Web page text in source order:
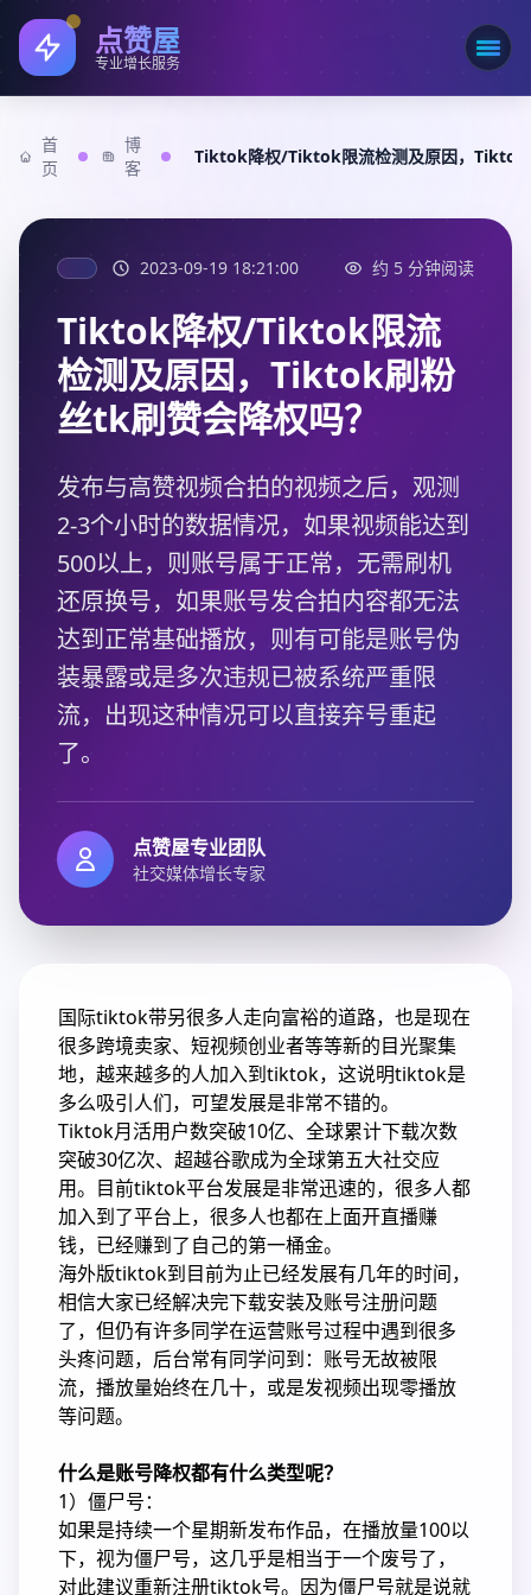
点赞屋
专业增长服务 打开
首
页
博
客
Tiktok降权/Tiktok限流检测及原因，Tiktok
2023-09-19 18:21:00 约 5 分钟阅读
Tiktok降权/Tiktok限流
检测及原因，Tiktok刷粉
丝tk刷赞会降权吗？
发布与高赞视频合拍的视频之后，观测
2-3个小时的数据情况，如果视频能达到
500以上，则账号属于正常，无需刷机
还原换号，如果账号发合拍内容都无法
达到正常基础播放，则有可能是账号伪
装暴露或是多次违规已被系统严重限
流，出现这种情况可以直接弃号重起
了。
点赞屋专业团队
社交媒体增长专家
国际tiktok带另很多人走向富裕的道路，也是现在
很多跨境卖家、短视频创业者等等新的目光聚集
地，越来越多的人加入到tiktok，这说明tiktok是
多么吸引人们，可望发展是非常不错的。
Tiktok月活用户数突破10亿、全球累计下载次数
突破30亿次、超越谷歌成为全球第五大社交应
用。目前tiktok平台发展是非常迅速的，很多人都
加入到了平台上，很多人也都在上面开直播赚
钱，已经赚到了自己的第一桶金。
海外版tiktok到目前为止已经发展有几年的时间，
相信大家已经解决完下载安装及账号注册问题
了，但仍有许多同学在运营账号过程中遇到很多
头疼问题，后台常有同学问到：账号无故被限
流，播放量始终在几十，或是发视频出现零播放
等问题。
什么是账号降权都有什么类型呢？
1）僵尸号：
如果是持续一个星期新发布作品，在播放量100以
下，视为僵尸号，这几乎是相当于一个废号了，
对此建议重新注册tiktok号。因为僵尸号就是说就